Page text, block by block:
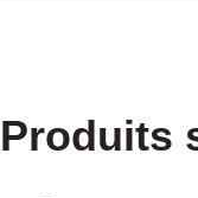
Produits